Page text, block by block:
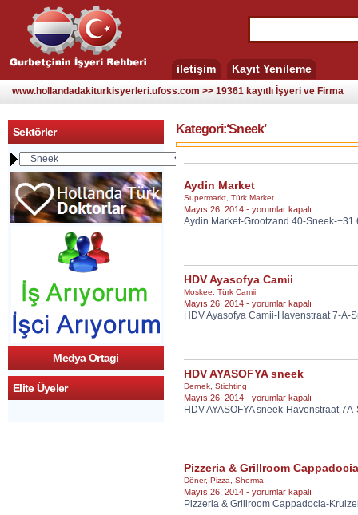
iletişim Kayıt Yenileme
www.hollandadakiturkisyerleri.ufoss.com >> 19361 kayıtlı İşyeri ve Firma
Sektörler
Medya Ortagi
Elite Üyeler
Kategori:‘Sneek’
Aydin Market
Supermarkt Türk Market
Mayıs 26, 2014 - Aydin
Market
yorumlar kapalı
Aydin Market-Grootzand 40-Sneek-+31
HDV Ayasofya Camii
Moskee Türk Camii
Mayıs 26, 2014 - HDV
Ayasofya
yorumlar kapalı
HDV Ayasofya Camii-Havenstraat 7-A-
HDV AYASOFYA sneek
Dernek Stichting
Mayıs 26, 2014 - HDV
AYASOFYA
yorumlar kapalı
HDV AYASOFYA sneek-Havenstraat
Pizzeria & Grillroom Cappadocia
Döner, Pizza Shorma
Mayıs 26, 2014 - Pizzeria
&
yorumlar kapalı
Pizzeria & Grillroom Cappadocia-